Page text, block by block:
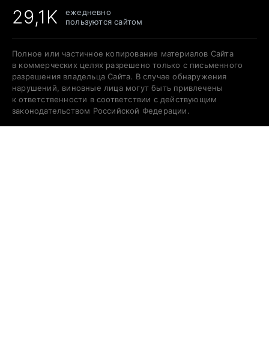
29,1K
ежедневно
пользуются сайтом
Полное или частичное копирование материалов Сайта
в коммерческих целях разрешено только с письменного
разрешения владельца Сайта. В случае обнаружения
нарушений, виновные лица могут быть привлечены
к ответственности в соответствии с действующим
законодательством Российской Федерации.